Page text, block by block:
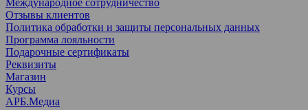
Отзывы клиентов
Политика обработки и защиты персональных данных
Программа лояльности
Подарочные сертификаты
Реквизиты
Магазин
Курсы
АРБ.Медиа